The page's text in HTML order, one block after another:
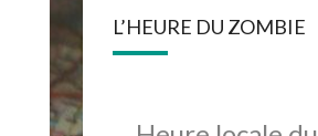
L’HEURE DU ZOMBIE